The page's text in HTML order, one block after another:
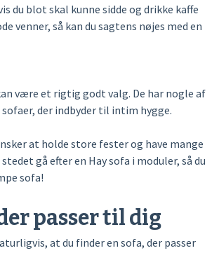
du blot skal kunne sidde og drikke kaffe
venner, så kan du sagtens nøjes med en
være et rigtig godt valg. De har nogle af
der indbyder til intim hygge.
at holde store fester og have mange
gå efter en Hay sofa i moduler, så du
sofa!
passer til dig
at du finder en sofa, der passer